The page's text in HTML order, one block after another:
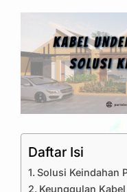
Daftar Isi
Solusi Keindahan
Keunggulan